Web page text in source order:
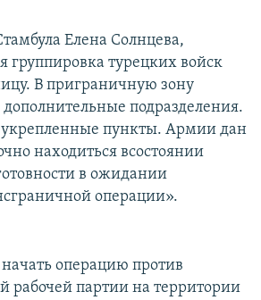
РАССЫЛКУ
Елена Солнцева,
группировка турецких войск
В приграничную зону
подразделения.
пункты. Армии дан
находиться всостоянии
в ожидании
операции».
операцию против
рабочей партии на территории